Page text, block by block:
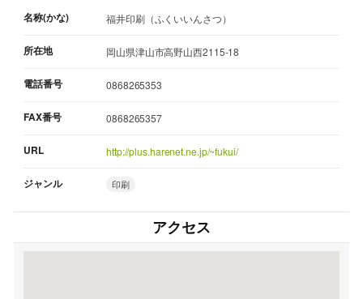
名称(かな) 福井印刷（ふくいいんさつ）
所在地 岡山県津山市高野山西2115-18
電話番号 0868265353
FAX番号 0868265357
URL http://plus.harenet.ne.jp/~fukui/
ジャンル 印刷
アクセス